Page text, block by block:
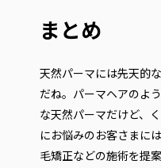
まとめ
天然パーマには先天的
だね。パーマヘアのよ
な天然パーマだけど、
にお悩みのお客さまに
毛矯正などの施術を提